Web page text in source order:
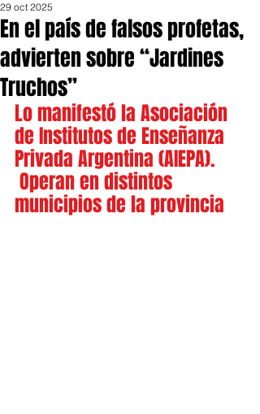
En el país de falsos profetas,
advierten sobre “Jardines
Truchos”
29 oct 2025
Lo manifestó la Asociación
de Institutos de Enseñanza
Privada Argentina (AIEPA).
Operan en distintos
municipios de la provincia